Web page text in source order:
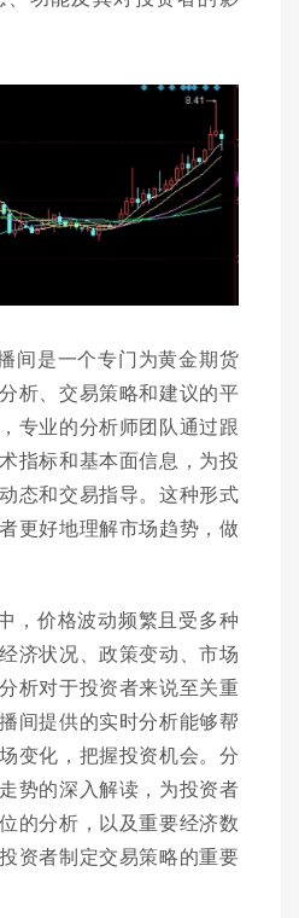
间是一个专门为黄金期货
析、交易策略和建议的平
专业的分析师团队通过跟
指标和基本面信息，为投
态和交易指导。这种形式
更好地理解市场趋势，做
，价格波动频繁且受多种
济状况、政策变动、市场
析对于投资者来说至关重
间提供的实时分析能够帮
变化，把握投资机会。分
势的深入解读，为投资者
的分析，以及重要经济数
资者制定交易策略的重要